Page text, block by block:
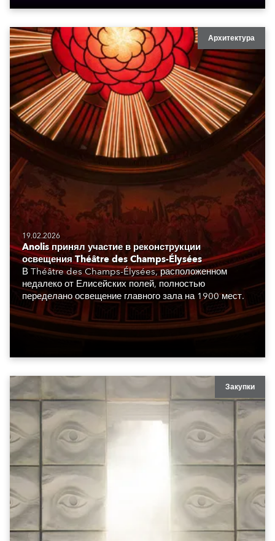
Архитектура
19.02.2026
Anolis принял участие в реконструкции
освещения Théâtre des Champs-Élysées
В Théâtre des Champs-Élysées, расположенном
недалеко от Елисейских полей, полностью
переделано освещение главного зала на 1900 мест.
Закупки